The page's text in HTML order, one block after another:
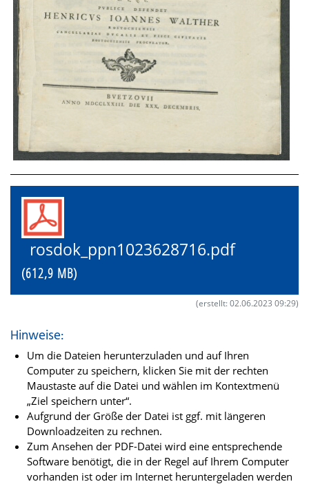
rosdok_ppn1023628716.pdf
(612,9 MB)
(erstellt: 02.06.2023 09:29)
Hinweise:
Um die Dateien herunterzuladen und auf Ihren
Computer zu speichern, klicken Sie mit der rechten
Maustaste auf die Datei und wählen im Kontextmenü
„Ziel speichern unter“.
Aufgrund der Größe der Datei ist ggf. mit längeren
Downloadzeiten zu rechnen.
Zum Ansehen der PDF-Datei wird eine entsprechende
Software benötigt, die in der Regel auf Ihrem Computer
vorhanden ist oder im Internet heruntergeladen werden